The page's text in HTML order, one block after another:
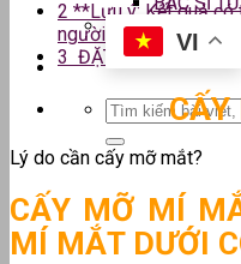
VI
2 **Lưu ý: Kết quả
người
3 ĐẶT LỊCH TƯ VẤN
Lý do cần cấy mỡ mắt?
CẤY MỠ MÍ
MÍ MẮT DƯỚI